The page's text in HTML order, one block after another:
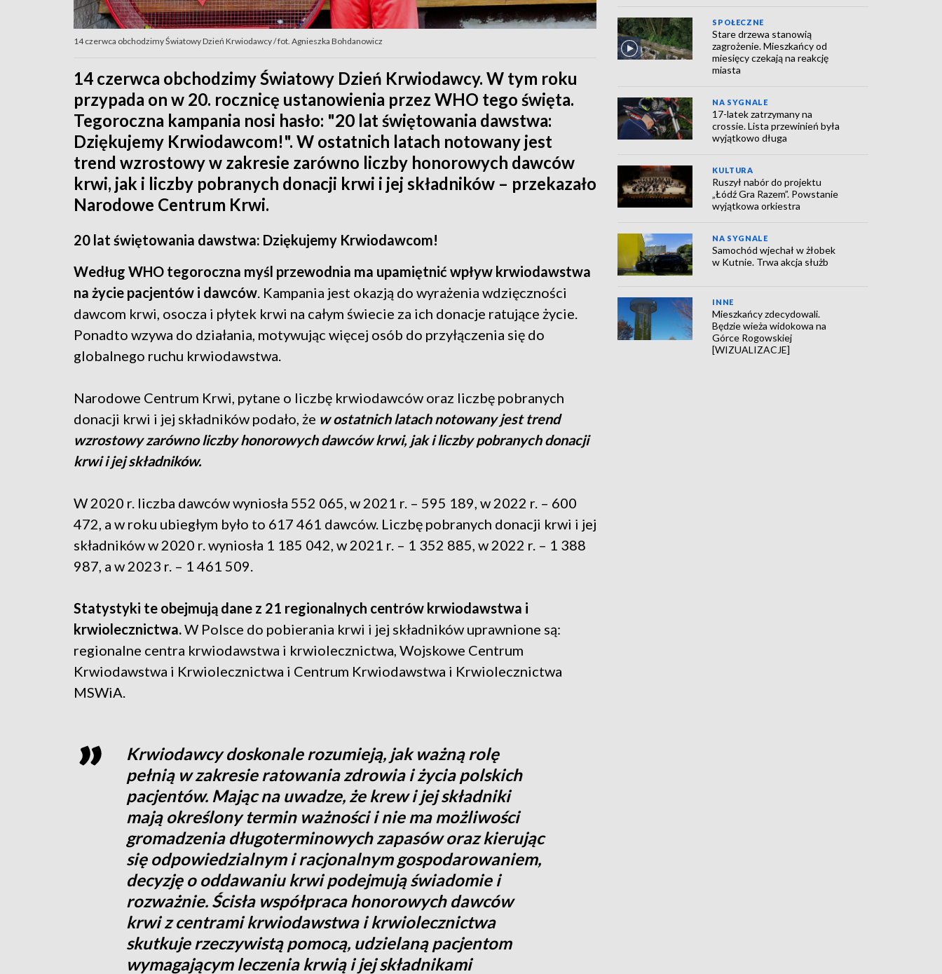
14 czerwca obchodzimy Światowy Dzień Krwiodawcy / fot. Agnieszka Bohdanowicz
14 czerwca obchodzimy Światowy Dzień Krwiodawcy. W tym roku
przypada on w 20. rocznicę ustanowienia przez WHO tego święta.
Tegoroczna kampania nosi hasło: "20 lat świętowania dawstwa:
Dziękujemy Krwiodawcom!". W ostatnich latach notowany jest
trend wzrostowy w zakresie zarówno liczby honorowych dawców
krwi, jak i liczby pobranych donacji krwi i jej składników – przekazało
Narodowe Centrum Krwi.
20 lat świętowania dawstwa: Dziękujemy Krwiodawcom!
Według WHO tegoroczna myśl przewodnia ma upamiętnić wpływ krwiodawstwa
na życie pacjentów i dawców. Kampania jest okazją do wyrażenia wdzięczności
dawcom krwi, osocza i płytek krwi na całym świecie za ich donacje ratujące życie.
Ponadto wzywa do działania, motywując więcej osób do przyłączenia się do
globalnego ruchu krwiodawstwa.
Narodowe Centrum Krwi, pytane o liczbę krwiodawców oraz liczbę pobranych
donacji krwi i jej składników podało, że w ostatnich latach notowany jest trend
wzrostowy zarówno liczby honorowych dawców krwi, jak i liczby pobranych donacji
krwi i jej składników.
W 2020 r. liczba dawców wyniosła 552 065, w 2021 r. – 595 189, w 2022 r. – 600
472, a w roku ubiegłym było to 617 461 dawców. Liczbę pobranych donacji krwi i jej
składników w 2020 r. wyniosła 1 185 042, w 2021 r. – 1 352 885, w 2022 r. – 1 388
987, a w 2023 r. – 1 461 509.
Statystyki te obejmują dane z 21 regionalnych centrów krwiodawstwa i
krwiolecznictwa.W Polsce do pobierania krwi i jej składników uprawnione są:
regionalne centra krwiodawstwa i krwiolecznictwa, Wojskowe Centrum
Krwiodawstwa i Krwiolecznictwa i Centrum Krwiodawstwa i Krwiolecznictwa
MSWiA.
Krwiodawcy doskonale rozumieją, jak ważną rolę
pełnią w zakresie ratowania zdrowia i życia polskich
pacjentów. Mając na uwadze, że krew i jej składniki
mają określony termin ważności i nie ma możliwości
gromadzenia długoterminowych zapasów oraz kierując
się odpowiedzialnym i racjonalnym gospodarowaniem,
decyzję o oddawaniu krwi podejmują świadomie i
rozważnie. Ścisła współpraca honorowych dawców
krwi z centrami krwiodawstwa i krwiolecznictwa
skutkuje rzeczywistą pomocą, udzielaną pacjentom
wymagającym leczenia krwią i jej składnikami
SPOŁECZNE
Stare drzewa stanowią
zagrożenie. Mieszkańcy od
miesięcy czekają na reakcję
miasta
NA SYGNALE
17-latek zatrzymany na
crossie. Lista przewinień była
wyjątkowo długa
KULTURA
Ruszył nabór do projektu
„Łódź Gra Razem”. Powstanie
wyjątkowa orkiestra
NA SYGNALE
Samochód wjechał w żłobek
w Kutnie. Trwa akcja służb
INNE
Mieszkańcy zdecydowali.
Będzie wieża widokowa na
Górce Rogowskiej
[WIZUALIZACJE]